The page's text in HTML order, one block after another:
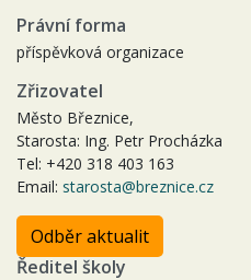
Právní forma
příspěvková organizace
Zřizovatel
Město Březnice,
Starosta: Ing. Petr Procházka
Tel: +420 318 403 163
Email: starosta@breznice.cz
Odběr aktualit
Ředitel školy